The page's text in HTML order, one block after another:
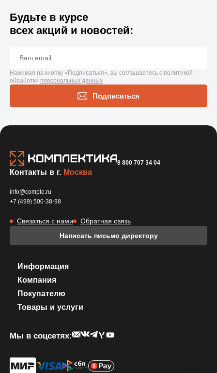
Будьте в курсе
всех акций и новостей:
Нажимая на кнопку «Подписаться», вы соглашаетесь с политикой
обработки персональных данных
Подписаться
8 800 707 34 04
Написать письмо директору
Информация
Компания
Покупателю
Товары и услуги
Контакты в г. Москва
info@comple.ru
+7 (499) 500-38-98
Связаться с нами Обратная связь
Мы в соцсетях: